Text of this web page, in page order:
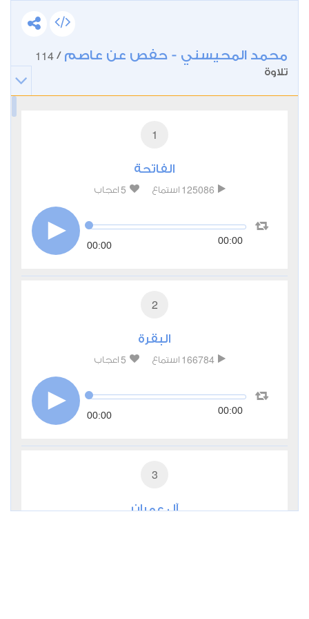
محمد المحيسني - حفص عن عاصم /
114
تلاوة
1
الفاتحة
125086 استماع 5 اعجاب
00:00 00:00
2
البقرة
166784 استماع 5 اعجاب
00:00 00:00
3
آل عمران